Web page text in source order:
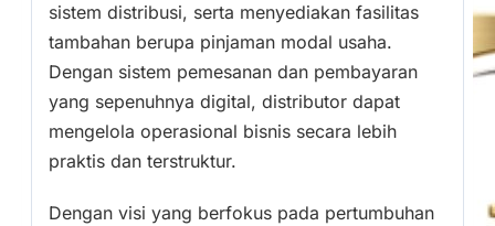
sistem distribusi, serta menyediakan fasilitas
tambahan berupa pinjaman modal usaha.
Dengan sistem pemesanan dan pembayaran
yang sepenuhnya digital, distributor dapat
mengelola operasional bisnis secara lebih
praktis dan terstruktur.
Dengan visi yang berfokus pada pertumbuhan